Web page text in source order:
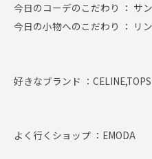
今日のコーデのこだわり ： サ
今日の小物へのこだわり ： リ
好きなブランド ：
よく行くショップ ： EMODA